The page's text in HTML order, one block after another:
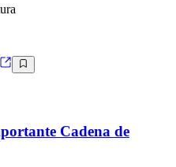
Cadena de